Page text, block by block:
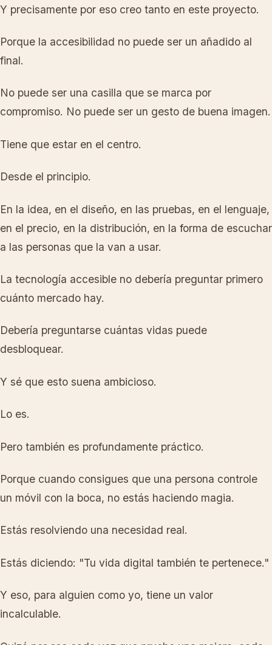
Y precisamente por eso creo tanto en este proyecto.
Porque la accesibilidad no puede ser un añadido al
final.
No puede ser una casilla que se marca por
compromiso. No puede ser un gesto de buena imagen.
Tiene que estar en el centro.
Desde el principio.
En la idea, en el diseño, en las pruebas, en el lenguaje,
en el precio, en la distribución, en la forma de escuchar
a las personas que la van a usar.
La tecnología accesible no debería preguntar primero
cuánto mercado hay.
Debería preguntarse cuántas vidas puede
desbloquear.
Y sé que esto suena ambicioso.
Lo es.
Pero también es profundamente práctico.
Porque cuando consigues que una persona controle
un móvil con la boca, no estás haciendo magia.
Estás resolviendo una necesidad real.
Estás diciendo: "Tu vida digital también te pertenece."
Y eso, para alguien como yo, tiene un valor
incalculable.